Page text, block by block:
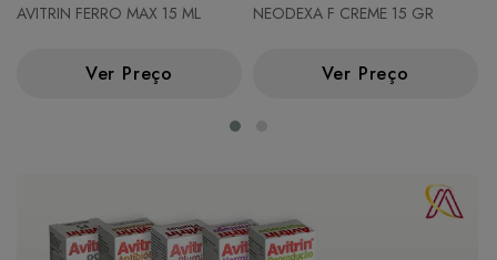
AVITRIN FERRO MAX 15 ML
Ver Preço
NEODEXA F CREME 15 GR
Ver Preço